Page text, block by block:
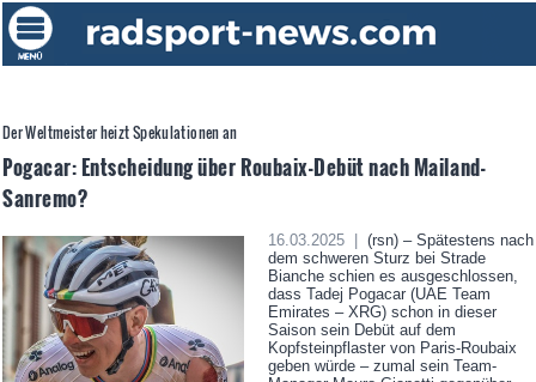
Der Weltmeister heizt Spekulationen an
Pogacar: Entscheidung über Roubaix-Debüt nach Mailand-
Sanremo?
16.03.2025 |
(rsn) – Spätestens nach
dem schweren Sturz bei Strade
Bianche schien es ausgeschlossen,
dass Tadej Pogacar (UAE Team
Emirates – XRG) schon in dieser
Saison sein Debüt auf dem
Kopfsteinpflaster von Paris-Roubaix
geben würde – zumal sein Team-